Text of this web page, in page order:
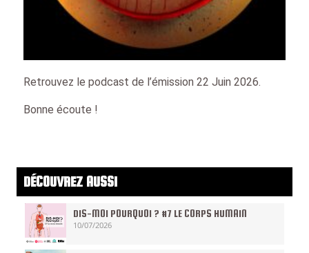
Retrouvez le podcast de l’émission 22 Juin 2026.
Bonne écoute !
DÉCOUVREZ AUSSI
DIS-MOI POURQUOI ? #7 LE CORPS HUMAIN
10/07/2026